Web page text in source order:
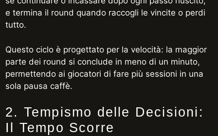
e termina il round quando raccogli le vincite o perdi
tutto.
Questo ciclo è progettato per la velocità: la maggior
parte dei round si conclude in meno di un minuto,
permettendo ai giocatori di fare più sessioni in una
sola pausa caffè.
2. Tempismo delle Decisioni:
Il Tempo Scorre